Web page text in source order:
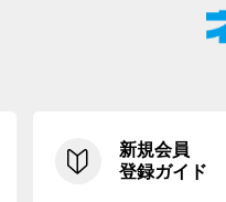
新規会員
登録ガイド